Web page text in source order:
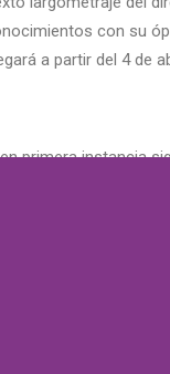
con su
a partir del 4 de
en primera instancia